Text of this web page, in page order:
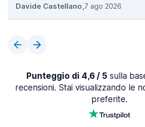
Davide Castellano,7 ago 2026
Punteggio di 4,6 / 5 sulla
recensioni. Stai visualizzando le
preferite.